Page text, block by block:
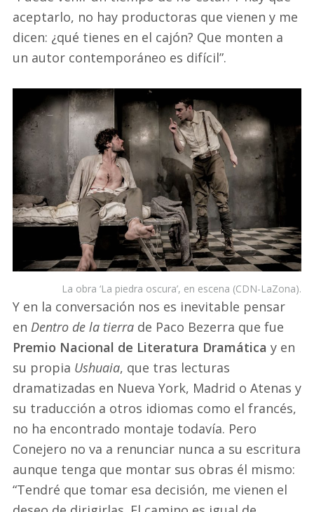
aceptarlo, no hay productoras que vienen y me
dicen: ¿qué tienes en el cajón? Que monten a
un autor contemporáneo es difícil”.
La obra ‘La piedra oscura’, en escena (CDN-LaZona).
Y en la conversación nos es inevitable pensar
en Dentro de la tierra de Paco Bezerra que fue
Premio Nacional de Literatura Dramática y en
su propia Ushuaia, que tras lecturas
dramatizadas en Nueva York, Madrid o Atenas y
su traducción a otros idiomas como el francés,
no ha encontrado montaje todavía. Pero
Conejero no va a renunciar nunca a su escritura
aunque tenga que montar sus obras él mismo:
“Tendré que tomar esa decisión, me vienen el